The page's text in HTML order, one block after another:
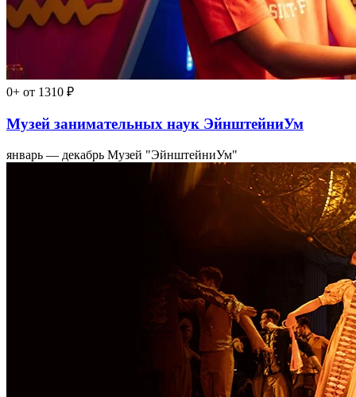
0+ от 1310 ₽
Музей занимательных наук ЭйнштейниУм
январь — декабрь Музей "ЭйнштейниУм"